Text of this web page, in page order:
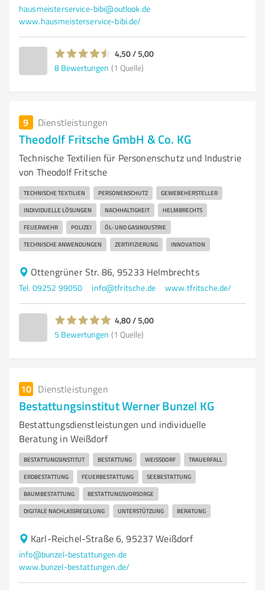
hausmeisterservice-bibi@outlook.de
www.hausmeisterservice-bibi.de/
4,50 / 5,00
8 Bewertungen (1 Quelle)
9 Dienstleistungen
Theodolf Fritsche GmbH & Co. KG
Technische Textilien für Personenschutz und Industrie
von Theodolf Fritsche
TECHNISCHE TEXTILIEN PERSONENSCHUTZ GEWEBEHERSTELLER
INDIVIDUELLE LÖSUNGEN NACHHALTIGKEIT HELMBRECHTS
FEUERWEHR POLIZEI ÖL- UND GASINDUSTRIE
TECHNISCHE ANWENDUNGEN ZERTIFIZIERUNG INNOVATION
Ottengrüner Str. 86, 95233 Helmbrechts
Tel. 09252 99050 info@tfritsche.de www.tfritsche.de/
4,80 / 5,00
5 Bewertungen (1 Quelle)
10 Dienstleistungen
Bestattungsinstitut Werner Bunzel KG
Bestattungsdienstleistungen und individuelle
Beratung in Weißdorf
BESTATTUNGSINSTITUT BESTATTUNG WEISSDORF TRAUERFALL
ERDBESTATTUNG FEUERBESTATTUNG SEEBESTATTUNG
BAUMBESTATTUNG BESTATTUNGSVORSORGE
DIGITALE NACHLASSREGELUNG UNTERSTÜTZUNG BERATUNG
Karl-Reichel-Straße 6, 95237 Weißdorf
info@bunzel-bestattungen.de
www.bunzel-bestattungen.de/